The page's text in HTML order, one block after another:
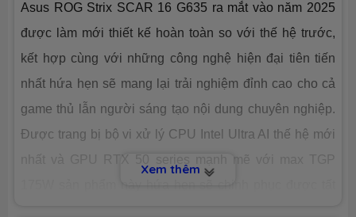
Số slot 2 slot
VGA tích
Intel® Arc™ Graphics
Nvidia® Geforce™ RTX 5080 16GB
Asus ROG Strix SCAR 16 G635 ra mắt vào năm 2025
được làm mới thiết kế hoàn toàn so với thế hệ trước,
kết hợp cùng với những công nghệ hiện đại tiên tiến
nhất hứa hẹn sẽ mang lại trải nghiệm đỉnh cao cho cả
game thủ lẫn người sáng tạo nội dung chuyên nghiệp.
Được trang bị bộ vi xử lý CPU Intel Ultra AI thế hệ mới
nhất và GPU RTX 50 series mạnh mẽ với max TGP
Xem thêm